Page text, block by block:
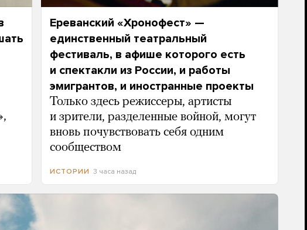
Ереванский «Хронофест» —
единственный театральный
фестиваль, в афише которого есть
и спектакли из России, и работы
эмигрантов, и иностранные проекты
Только здесь режиссеры, артисты
и зрители, разделенные войной, могут
вновь почувствовать себя одним
сообществом
ИСТОРИИ 3 часа назад